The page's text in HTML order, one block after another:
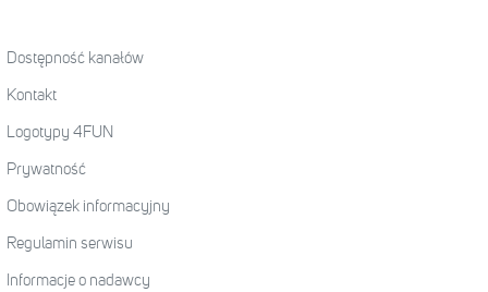
Dostępność kanałów
Kontakt
Logotypy 4FUN
Prywatność
Obowiązek informacyjny
Regulamin serwisu
Informacje o nadawcy